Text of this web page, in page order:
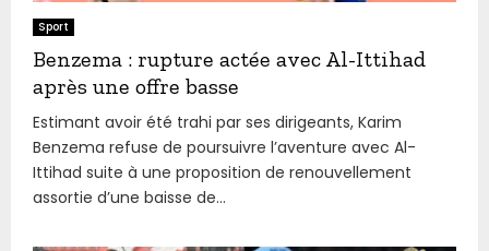
Sport
Benzema : rupture actée avec Al-Ittihad
après une offre basse
Estimant avoir été trahi par ses dirigeants, Karim
Benzema refuse de poursuivre l’aventure avec Al-
Ittihad suite à une proposition de renouvellement
assortie d’une baisse de...